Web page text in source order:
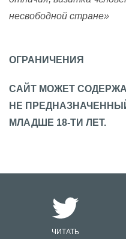
несвободной стране»
ОГРАНИЧЕНИЯ
САЙТ МОЖЕТ
НЕ
МЛАДШЕ 18-ТИ ЛЕТ.
ЧИТАТЬ